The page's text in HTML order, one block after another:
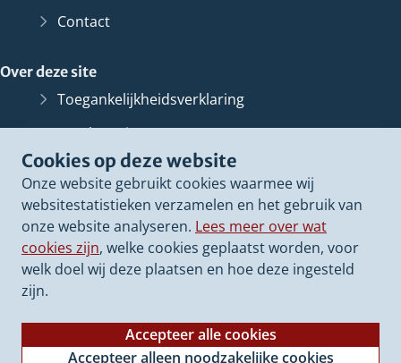
Cookies op deze website
Onze website gebruikt cookies waarmee wij
websitestatistieken verzamelen en het gebruik van
onze website analyseren. Lees meer over wat
cookies zijn, welke cookies geplaatst worden, voor
welk doel wij deze plaatsen en hoe deze ingesteld
zijn.
Accepteer alle cookies
Accepteer alleen noodzakelijke cookies
Contact
Over deze site
Toegankelijkheidsverklaring
Bescherming persoonsgegevens
Informatiebeveiliging
Proclaimer
Cookieverklaring
Archief van dezewebsite
(Verwijst
andere
website)